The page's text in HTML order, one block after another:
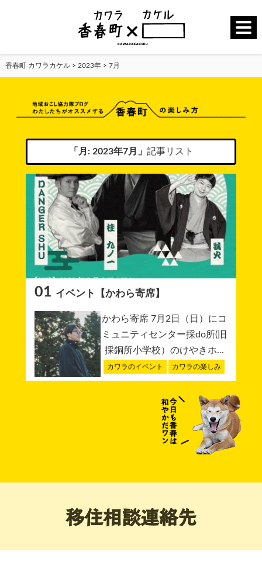
香春町 カワラカケル> 2023年> 7月
「月: 2023年7月 」 記事リスト
01 イベント【かわら寄席】
かわら寄席 7月2日（日）にコ
ミュニティセンター採do所(旧
採銅所小学校）のけやきホ...
カワラのイベント カワラの楽しみ
移住相談連絡先